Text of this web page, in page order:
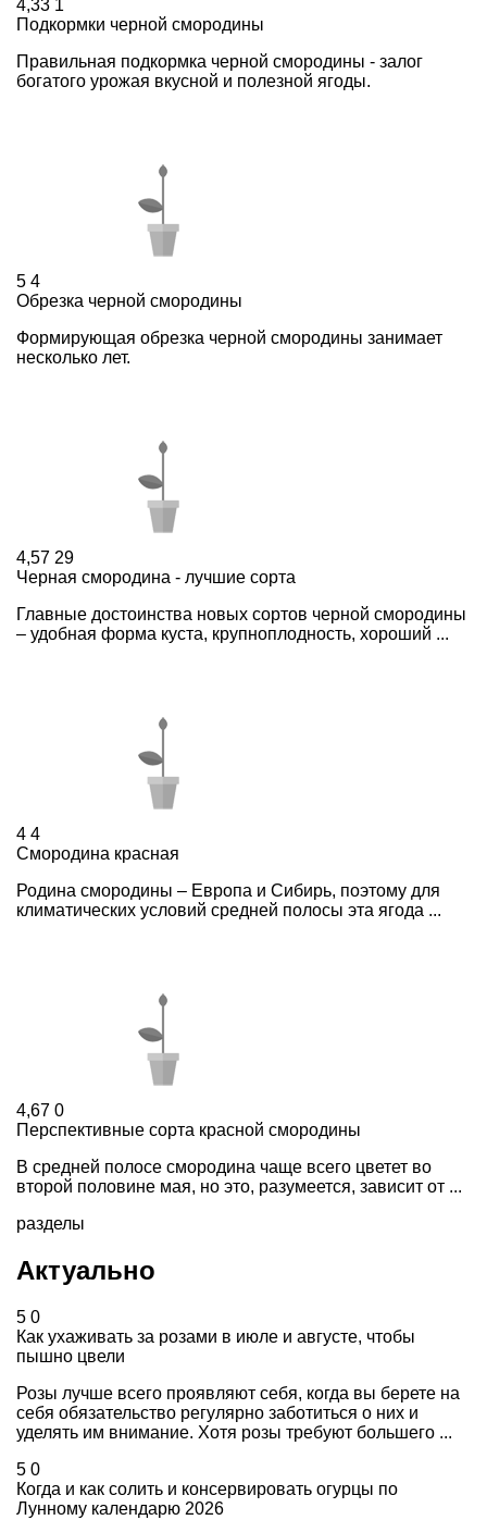
4,33 1
Подкормки черной смородины
Правильная подкормка черной смородины - залог
богатого урожая вкусной и полезной ягоды.
5 4
Обрезка черной смородины
Формирующая обрезка черной смородины занимает
несколько лет.
4,57 29
Черная смородина - лучшие сорта
Главные достоинства новых сортов черной смородины
– удобная форма куста, крупноплодность, хороший ...
4 4
Смородина красная
Родина смородины – Европа и Сибирь, поэтому для
климатических условий средней полосы эта ягода ...
4,67 0
Перспективные сорта красной смородины
В средней полосе смородина чаще всего цветет во
второй половине мая, но это, разумеется, зависит от ...
разделы
Актуально
5 0
Как ухаживать за розами в июле и августе, чтобы
пышно цвели
Розы лучше всего проявляют себя, когда вы берете на
себя обязательство регулярно заботиться о них и
уделять им внимание. Хотя розы требуют большего ...
5 0
Когда и как солить и консервировать огурцы по
Лунному календарю 2026